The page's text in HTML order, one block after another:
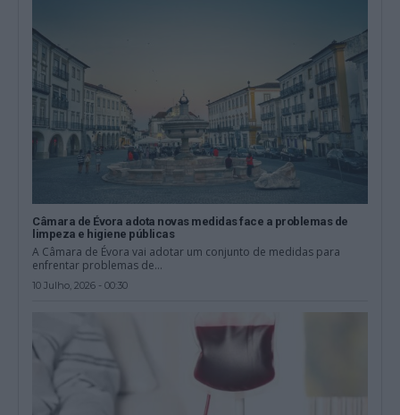
Câmara de Évora adota novas medidas face a problemas de
limpeza e higiene públicas
A Câmara de Évora vai adotar um conjunto de medidas para
enfrentar problemas de...
10 Julho, 2026 - 00:30